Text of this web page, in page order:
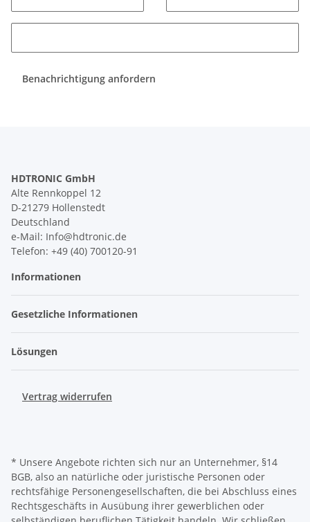
Benachrichtigung anfordern
HDTRONIC GmbH
Alte Rennkoppel 12
D-21279 Hollenstedt
Deutschland
e-Mail: Info@hdtronic.de
Telefon: +49 (40) 700120-91
Informationen
Gesetzliche Informationen
Lösungen
Vertrag widerrufen
* Unsere Angebote richten sich nur an Unternehmer, §14
BGB, also an natürliche oder juristische Personen oder
rechtsfähige Personengesellschaften, die bei Abschluss eines
Rechtsgeschäfts in Ausübung ihrer gewerblichen oder